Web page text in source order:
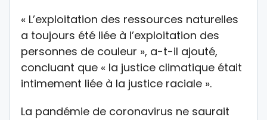
« L’exploitation des ressources naturelles
a toujours été liée à l’exploitation des
personnes de couleur », a-t-il ajouté,
concluant que « la justice climatique était
intimement liée à la justice raciale ».
La pandémie de coronavirus ne saurait